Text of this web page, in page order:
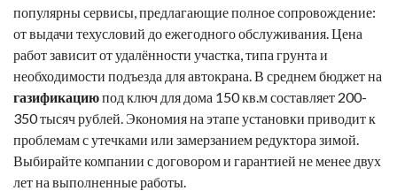
популярны сервисы, предлагающие полное сопровождение:
от выдачи техусловий до ежегодного обслуживания. Цена
работ зависит от удалённости участка, типа грунта и
необходимости подъезда для автокрана. В среднем бюджет на
газификациюпод ключ для дома 150 кв.м составляет 200-
350 тысяч рублей. Экономия на этапе установки приводит к
проблемам с утечками или замерзанием редуктора зимой.
Выбирайте компании с договором и гарантией не менее двух
лет на выполненные работы.